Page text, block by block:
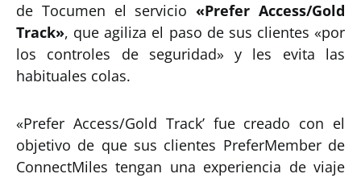
de Tocumen el servicio «Prefer Access/Gold
Track», que agiliza el paso de sus clientes «por
los controles de seguridad» y les evita las
habituales colas.
«Prefer Access/Gold Track’ fue creado con el
objetivo de que sus clientes PreferMember de
ConnectMiles tengan una experiencia de viaje